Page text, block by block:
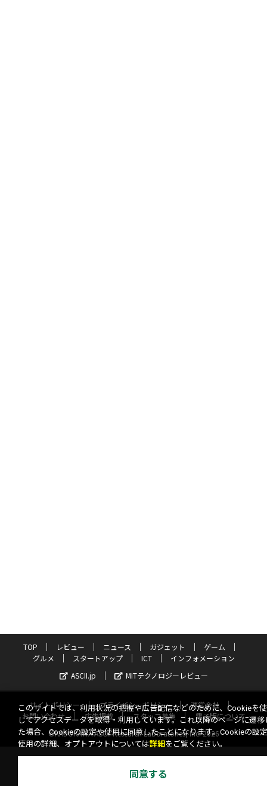
TOP レビュー ニュース ガジェット
ゲーム
グルメ
スタートアップ ICT
インフォメーション
ASCII.jp
MITテクノロジーレビュー
サイトポリシー プライバシーポリシー
運営会社
お問い合わせ
広告掲載 スタッフ募集
電子版について
©KADOKAWA ASCII Research Laboratories, Inc. 2026
このサイトでは、利用状況の把握や広告配信などのために、Cookieを
してアクセスデータを取得・利用しています。これ以降のページに遷移
た場合、Cookieの設定や使用に同意したことになります。Cookieの設
使用の詳細、オプトアウトについては詳細 をご覧ください。
同意する